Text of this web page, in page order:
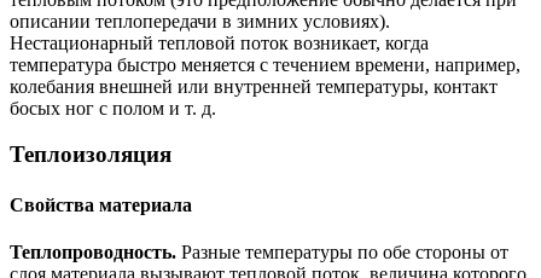
описании теплопередачи в зимних условиях).
Нестационарный тепловой поток возникает, когда
температура быстро меняется с течением времени, например,
колебания внешней или внутренней температуры, контакт
босых ног с полом и т. д.
Теплоизоляция
Свойства материала
Теплопроводность. Разные температуры по обе стороны от
слоя материала вызывают тепловой поток, величина которого